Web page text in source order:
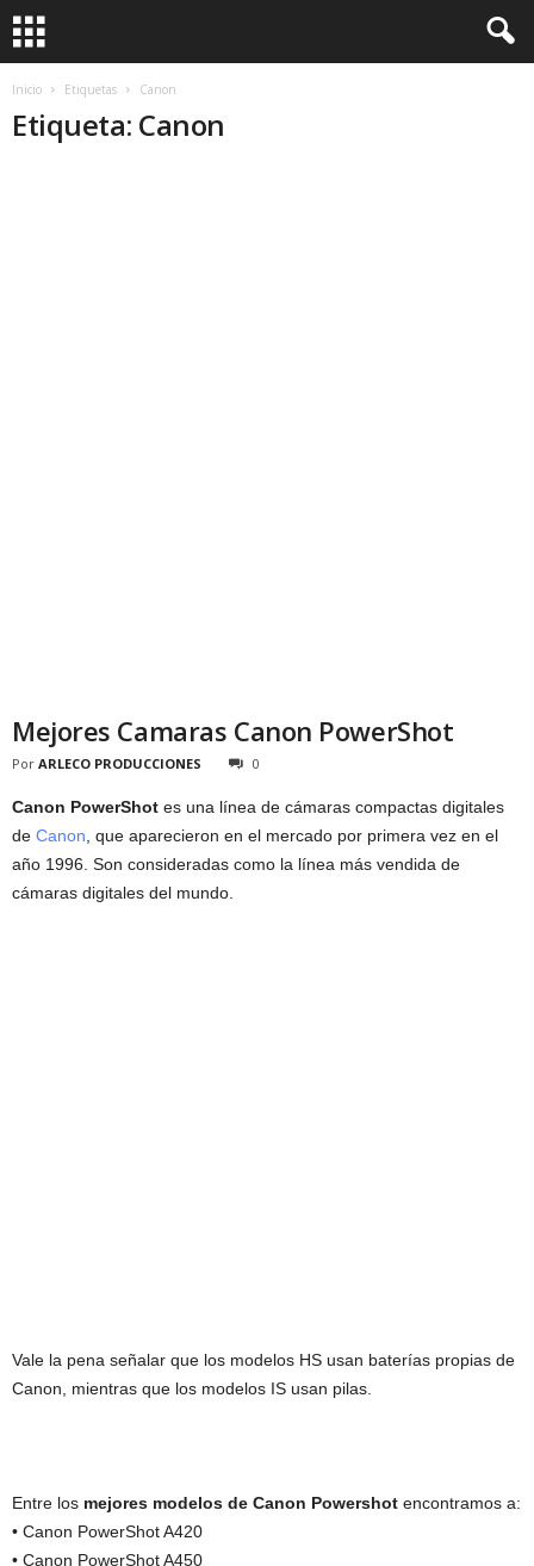
Inicio Etiquetas Canon
Etiqueta: Canon
Mejores Camaras Canon PowerShot
Por ARLECO PRODUCCIONES 0
Canon PowerShot es una línea de cámaras compactas digitales
de Canon , que aparecieron en el mercado por primera vez en el
año 1996. Son consideradas como la línea más vendida de
cámaras digitales del mundo.
Vale la pena señalar que los modelos HS usan baterías propias de
Canon, mientras que los modelos IS usan pilas.
Entre los mejores modelos de Canon Powershot encontramos a:
• Canon PowerShot A420
• Canon PowerShot A450